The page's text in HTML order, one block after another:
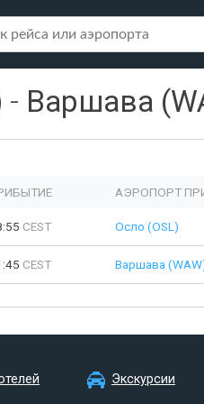
- Варшава
АЭРОПОРТ
CEST Осло (OSL)
CEST Варшава
Экскурсии